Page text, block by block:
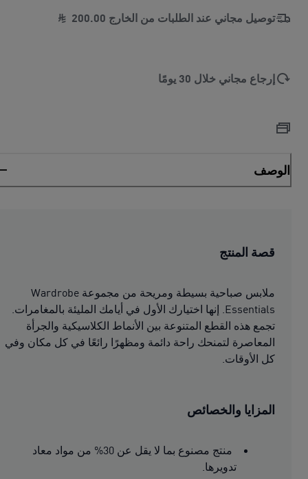
توصيل مجاني عند الطلبات من الخارج 200.00
إرجاع مجاني خلال 30 يومًا
الوصف
قصة المنتج
ملابس صباحية بسيطة ومريحة من مجموعة Wardrobe
Essentials. إنها اختيارك الأول في أيامك المليئة بالمغامرات.
تجمع هذه القطع المتنوعة بين الأنماط الكلاسيكية والجرأة
المعاصرة لتمنحك راحة دائمة ومظهرًا رائعًا في كل مكان وفي
كل الأوقات.
المزايا والخصائص
منتج مصنوع بما لا يقل عن 30% من مواد معاد
تدويرها.